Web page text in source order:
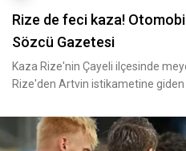
Rize de feci kaza! Otomobil
Sözcü Gazetesi
Kaza Rize'nin Çayeli ilçesinde
Rize'den Artvin istikametine